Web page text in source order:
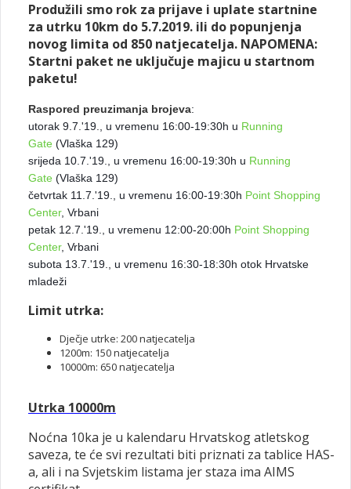
Produžili smo rok za prijave i uplate startnine
za utrku 10km do 5.7.2019. ili do popunjenja
novog limita od 850 natjecatelja. NAPOMENA:
Startni paket ne uključuje majicu u startnom
paketu!
Raspored preuzimanja brojeva:
utorak 9.7.'19., u vremenu 16:00-19:30h u Running
Gate (Vlaška 129)
srijeda 10.7.'19., u vremenu 16:00-19:30h u Running
Gate (Vlaška 129)
četvrtak 11.7.'19., u vremenu 16:00-19:30h Point Shopping
Center, Vrbani
petak 12.7.'19., u vremenu 12:00-20:00h Point Shopping
Center, Vrbani
subota 13.7.'19., u vremenu 16:30-18:30h otok Hrvatske
mladeži
Limit utrka:
Dječje utrke: 200 natjecatelja
1200m: 150 natjecatelja
10000m: 650 natjecatelja
Utrka 10000m
Noćna 10ka je u kalendaru Hrvatskog atletskog
saveza, te će svi rezultati biti priznati za tablice HAS-
a, ali i na Svjetskim listama jer staza ima AIMS